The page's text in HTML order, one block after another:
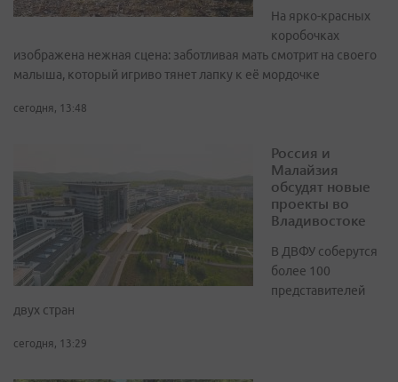
На ярко-красных
коробочках
изображена нежная сцена: заботливая мать смотрит на своего
малыша, который игриво тянет лапку к её мордочке
сегодня, 13:48
Россия и
Малайзия
обсудят новые
проекты во
Владивостоке
В ДВФУ соберутся
более 100
представителей
двух стран
сегодня, 13:29